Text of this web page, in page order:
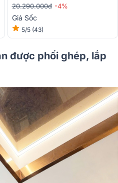
20.290.000đ -4%
Giá Sốc
5/5 (43)
được phối ghép, lắp